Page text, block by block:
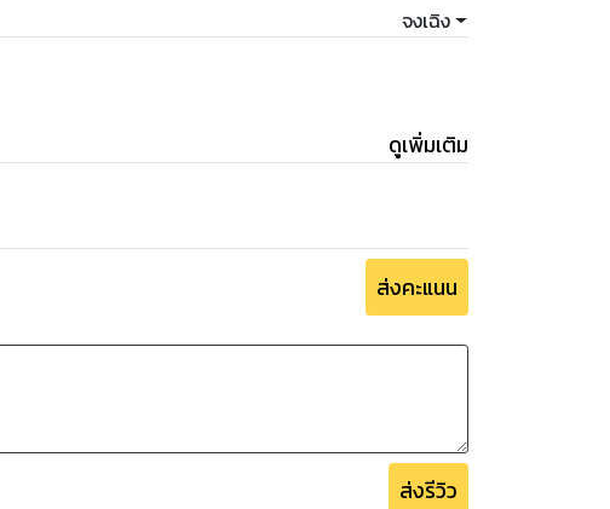
จงเฉิง
ดูเพิ่มเติม
ส่งคะแนน
ส่งรีวิว